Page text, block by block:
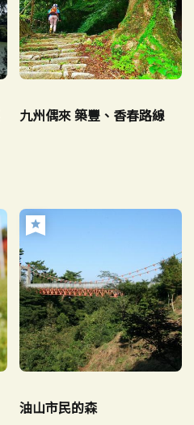
九州偶來 築豐、香春路線
油山市民的森